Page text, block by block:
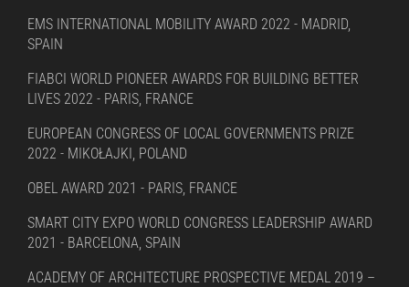
EMS INTERNATIONAL MOBILITY AWARD 2022 - MADRID,
SPAIN
FIABCI WORLD PIONEER AWARDS FOR BUILDING BETTER
LIVES 2022 - PARIS, FRANCE
EUROPEAN CONGRESS OF LOCAL GOVERNMENTS PRIZE
2022 - MIKOŁAJKI, POLAND
OBEL AWARD 2021 - PARIS, FRANCE
SMART CITY EXPO WORLD CONGRESS LEADERSHIP AWARD
2021 - BARCELONA, SPAIN
ACADEMY OF ARCHITECTURE PROSPECTIVE MEDAL 2019 –